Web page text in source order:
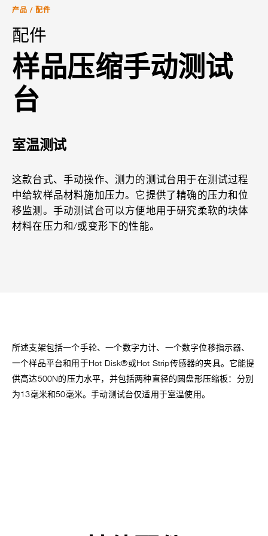
产品 / 配件
配件
样品压缩手动测试
台
室温测试
这款台式、手动操作、测力的测试台用于在测试过程
中给软样品材料施加压力。它提供了精确的压力和位
移监测。手动测试台可以方便地用于研究柔软的块体
材料在压力和/或变形下的性能。
所述支架包括一个手轮、一个数字力计、一个数字位移指示器、
一个样品平台和用于Hot Disk®或Hot Strip传感器的夹具。它能提
供高达500N的压力水平，并包括两种直径的圆盘形压缩板：分别
为13毫米和50毫米。手动测试台仅适用于室温使用。